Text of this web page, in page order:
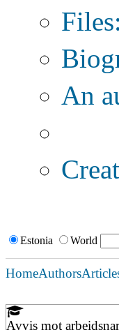
An
Estonia World
HomeAuthors
Avvis mot